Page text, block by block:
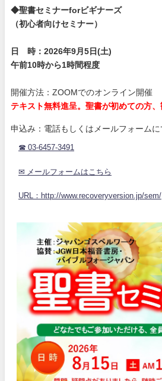
◆聖書セミナーforビギナーズ
（初心者向けセミナー）
日 時：2026年9月5日(土)
午前10時から1時間程度
開催方法：ZOOMでのオンライン開催
テキスト無料進呈。聖書が初めての方
申込み：電話もしくはメールフォームに
☎ 03-6457-3491
✉ メールフォームはこちら
URL：http://www.recoveryversion.jp/sem/